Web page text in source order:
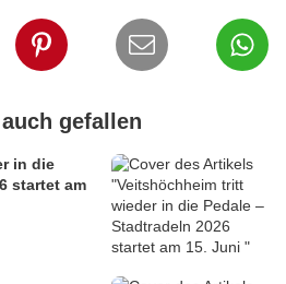
gefallen
in die
startet am